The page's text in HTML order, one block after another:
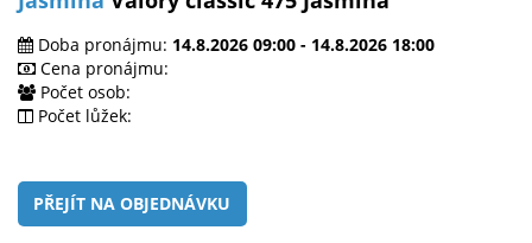
Doba pronájmu: 14.8.2026 09:00 - 14.8.2026 18:00
Cena pronájmu:
Počet osob:
Počet lůžek:
PŘEJÍT NA OBJEDNÁVKU